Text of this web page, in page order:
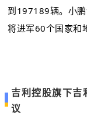
到197189辆。小
将进军60个国家和
吉利控股旗下吉
议